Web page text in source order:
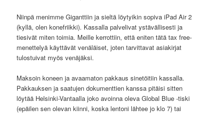
Niinpä menimme Giganttiin ja sieltä löytyikin sopiva iPad Air 2
(kyllä, olen konefriikki). Kassalla palvelivat ystävällisesti ja
tiesivät miten toimia. Meille kerrottiin, että eniten tätä tax free-
menettelyä käyttävät venäläiset, joten tarvittavat asiakirjat
tulostuivat myös venäjäksi.
Maksoin koneen ja avaamaton pakkaus sinetöitiin kassalla.
Pakkauksen ja saatujen dokumenttien kanssa pitäisi sitten
löytää Helsinki-Vantaalla joko avoinna oleva Global Blue -tiski
(epäilen sen olevan kiinni, koska lentoni lähtee jo klo 7) tai